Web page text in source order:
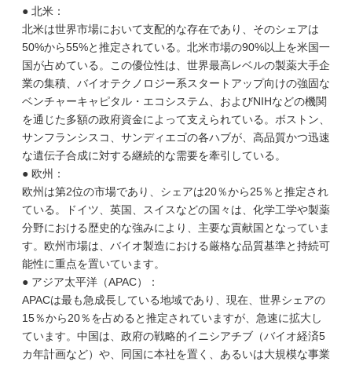
● 北米：
北米は世界市場において支配的な存在であり、そのシェアは
50%から55%と推定されている。北米市場の90%以上を米国一
国が占めている。この優位性は、世界最高レベルの製薬大手企
業の集積、バイオテクノロジー系スタートアップ向けの強固な
ベンチャーキャピタル・エコシステム、およびNIHなどの機関
を通じた多額の政府資金によって支えられている。ボストン、
サンフランシスコ、サンディエゴの各ハブが、高品質かつ迅速
な遺伝子合成に対する継続的な需要を牽引している。
● 欧州：
欧州は第2位の市場であり、シェアは20％から25％と推定され
ている。ドイツ、英国、スイスなどの国々は、化学工学や製薬
分野における歴史的な強みにより、主要な貢献国となっていま
す。欧州市場は、バイオ製造における厳格な品質基準と持続可
能性に重点を置いています。
● アジア太平洋（APAC）：
APACは最も急成長している地域であり、現在、世界シェアの
15％から20％を占めると推定されていますが、急速に拡大し
ています。中国は、政府の戦略的イニシアチブ（バイオ経済5
カ年計画など）や、同国に本社を置く、あるいは大規模な事業